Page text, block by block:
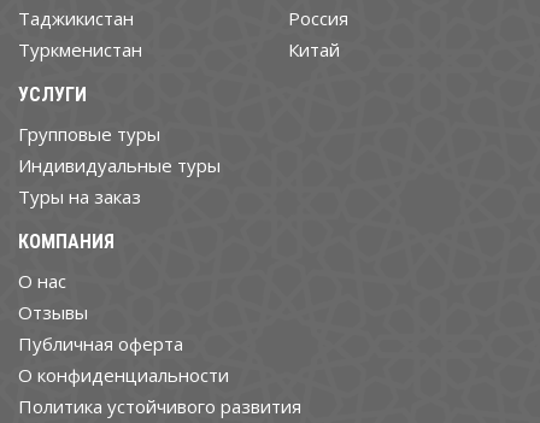
Таджикистан
Туркменистан
Россия
Китай
УСЛУГИ
Групповые туры
Индивидуальные туры
Туры на заказ
КОМПАНИЯ
О нас
Отзывы
Публичная оферта
О конфиденциальности
Политика устойчивого развития